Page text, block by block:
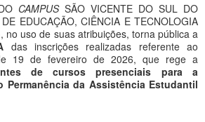
CAMPUSSÃO VICENTE DO SUL DO
EDUCAÇÃO, CIÊNCIA E TECNOLOGIA
no uso de suas atribuições, torna pública a
das inscrições realizadas referente ao
19 de fevereiro de 2026, que rege a
de cursos presenciais para a
Permanência da Assistência Estudantil